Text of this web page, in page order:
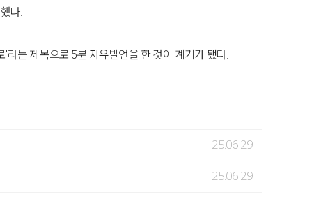
다.
는 제목으로 5분 자유발언을 한 것이 계기가 됐다.
25.06.29
25.06.29